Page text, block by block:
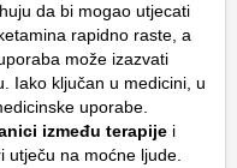
da bi mogao utjecati
rapidno raste, a
može izazvati
Iako ključan u medicini, u
uporabe.
između terapije i
utječu na moćne ljude.